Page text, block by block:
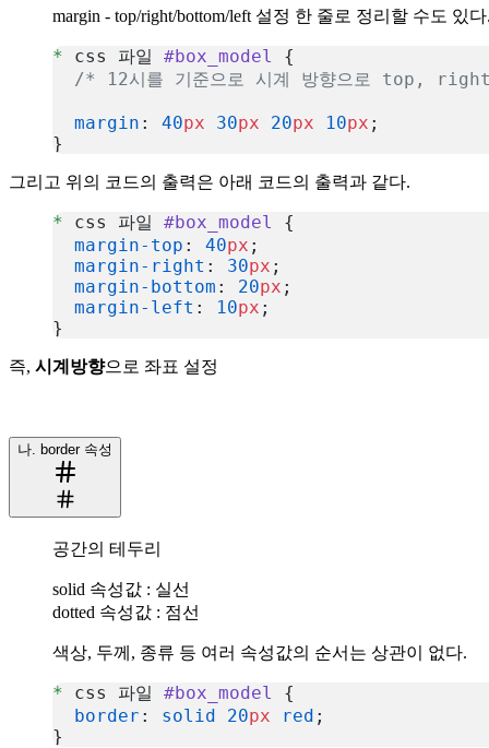
margin - top/right/bottom/left 설정 한 줄로 정리할 수도 있
* css 파일 #box_model
{
/* 12시를 기준으로 시계 방향으로 top,
  margin
: 40px 30px 20px 10px ;
}
그리고 위의 코드의 출력은 아래 코드의 출력과 같다.
* css 파일 #box_model
{
  margin-top
: 40px ;
  margin-right
: 30px ;
  margin-bottom
: 20px ;
  margin-left
: 10px ;
}
즉, 시계방향으로 좌표 설정
나. border 속성
공간의 테두리
solid 속성값 : 실선
dotted 속성값 : 점선
색상, 두께, 종류 등 여러 속성값의 순서는 상관이 없다.
* css 파일 #box_model
{
  border
: solid 20px red ;
}